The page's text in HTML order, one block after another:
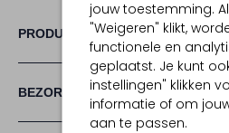
jouw toestemming.
"Weigeren" klikt,
functionele en
geplaatst. Je kunt
instellingen" klikken
informatie of om
aan te passen.
PRODUCT INFORMATIE
BEZORGEN & RETOURNEREN